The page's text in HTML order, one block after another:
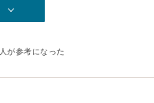
が参考になった